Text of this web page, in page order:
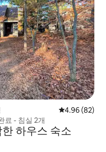
평점 4.96점(5
4.96 (82)
료 - 침실 2개
하우스 숙소